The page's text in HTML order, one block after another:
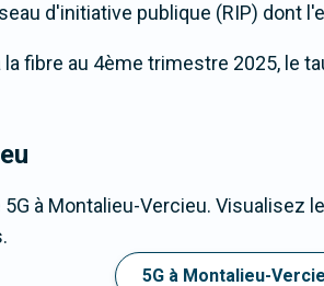
d'initiative publique (RIP) dont
fibre au 4ème trimestre 2025, le
à Montalieu-Vercieu. Visualisez
5G à Montalieu-